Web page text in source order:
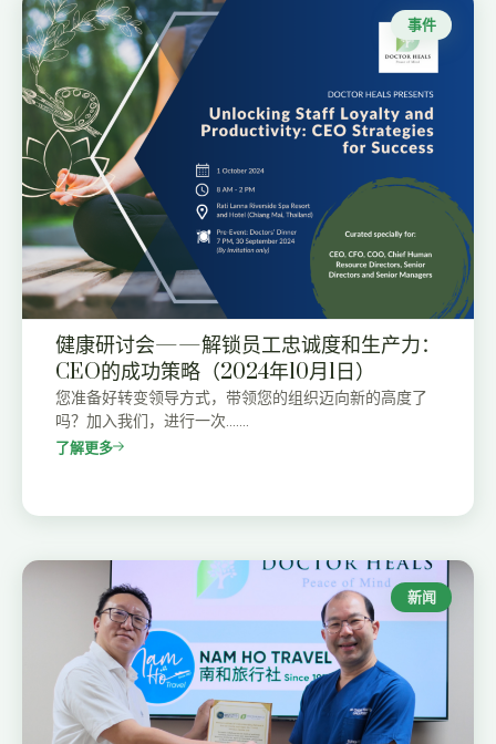
事件
健康研讨会——解锁员工忠诚度和生产力：
CEO的成功策略（2024年10月1日）
您准备好转变领导方式，带领您的组织迈向新的高度了
吗？加入我们，进行一次…….
了解更多
新闻